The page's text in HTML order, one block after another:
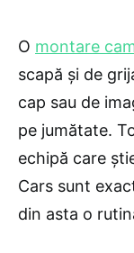
O montare
scapă și de
cap sau de
pe jumătate.
echipă care
Cars sunt
din asta o